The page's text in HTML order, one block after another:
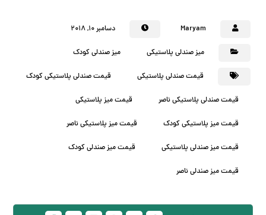
Maryam دسامبر ۱۰, ۲۰۱۸
میز صندلی پلاستیکی میز صندلی کودک
قیمت صندلی پلاستیکی قیمت صندلی پلاستیکی کودک
قیمت صندلی پلاستیکی ناصر قیمت میز پلاستیکی
قیمت میز پلاستیکی کودک قیمت میز پلاستیکی ناصر
قیمت میز صندلی پلاستیکی قیمت میز صندلی کودک
قیمت میز صندلی ناصر